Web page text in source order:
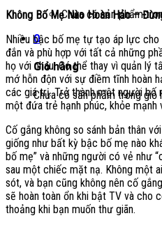
Chưa có sản phẩm
0
Giỏ hàng
Chưa có sản phẩm trong giỏ
Không Bố Mẹ Nào Hoàn Hảo –
Nhiều bậc bố mẹ tự tạo áp lực
đắn và phù hợp với tất cả những
họ với nhau. Có thể thay vì quản lý
mớ hỗn độn với sự điềm tĩnh hoàn
các giá trị. Trở thành một người bố
một đứa trẻ hạnh phúc, khỏe mạnh
Cố gắng không so sánh bản thân
giống như bất kỳ bậc bố mẹ nào
bố mẹ” và những người có vẻ như
sau một chiếc mặt nạ. Không một
sót, và bạn cũng không nên cố
sẽ hoàn toàn ổn khi bật TV và cho
thoảng khi bạn muốn thư giãn.